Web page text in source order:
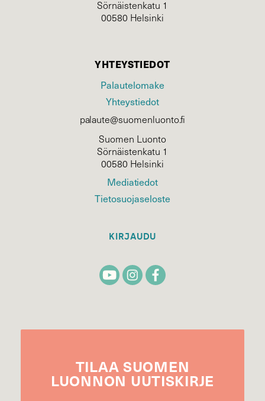
Sörnäistenkatu 1
00580 Helsinki
YHTEYSTIEDOT
Palautelomake
Yhteystiedot
palaute@suomenluonto.fi
Suomen Luonto
Sörnäistenkatu 1
00580 Helsinki
Mediatiedot
Tietosuojaseloste
KIRJAUDU
TILAA SUOMEN
LUONNON UUTIS­KIRJE